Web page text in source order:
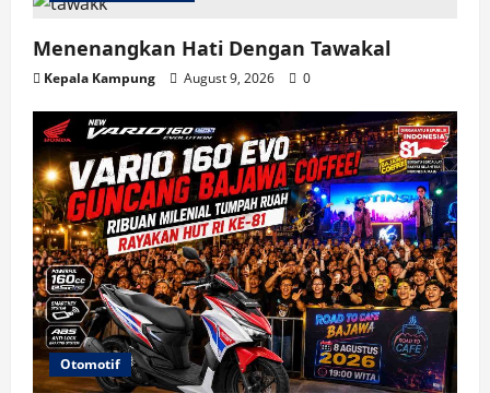
Menenangkan Hati Dengan Tawakal
Kepala Kampung August 9, 2026 0
Otomotif